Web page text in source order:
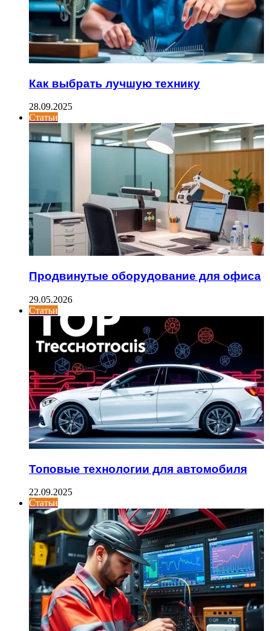
Как выбрать лучшую технику
28.09.2025
Статьи
Продвинутые оборудование для офиса
29.05.2026
Статьи
Топовые технологии для автомобиля
22.09.2025
Статьи